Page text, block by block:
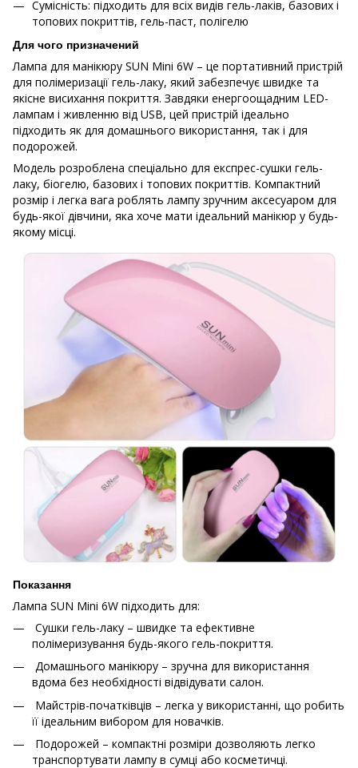
Сумісність: підходить для всіх видів гель-лаків, базових і
топових покриттів, гель-паст, полігелю
Для чого призначений
Лампа для манікюру SUN Mini 6W – це портативний пристрій
для полімеризації гель-лаку, який забезпечує швидке та
якісне висихання покриття. Завдяки енергоощадним LED-
лампам і живленню від USB, цей пристрій ідеально
підходить як для домашнього використання, так і для
подорожей.
Модель розроблена спеціально для експрес-сушки гель-
лаку, біогелю, базових і топових покриттів. Компактний
розмір і легка вага роблять лампу зручним аксесуаром для
будь-якої дівчини, яка хоче мати ідеальний манікюр у будь-
якому місці.
Показання
Лампа SUN Mini 6W підходить для:
Сушки гель-лаку – швидке та ефективне
полімеризування будь-якого гель-покриття.
Домашнього манікюру – зручна для використання
вдома без необхідності відвідувати салон.
Майстрів-початківців – легка у використанні, що робить
її ідеальним вибором для новачків.
Подорожей – компактні розміри дозволяють легко
транспортувати лампу в сумці або косметичці.